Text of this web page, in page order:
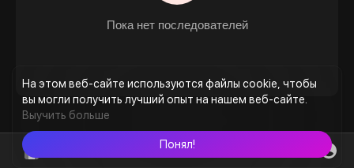
На этом веб-сайте используются файлы cookie, чтобы
вы могли получить лучший опыт на нашем веб-сайте.
Выучить больше
Понял!
Пока нет последователей